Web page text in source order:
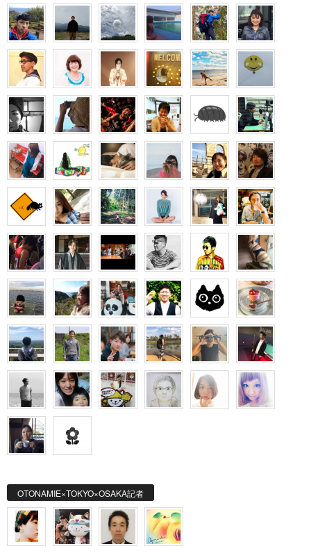
OTONAMIE×TOKYO×OSAKA記者